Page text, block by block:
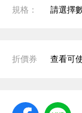
規格： 請選擇
折價券 查看可